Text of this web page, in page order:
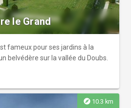
le Grand
fameux pour ses jardins à la
belvédère sur la vallée du Doubs.
explore 10.3 km